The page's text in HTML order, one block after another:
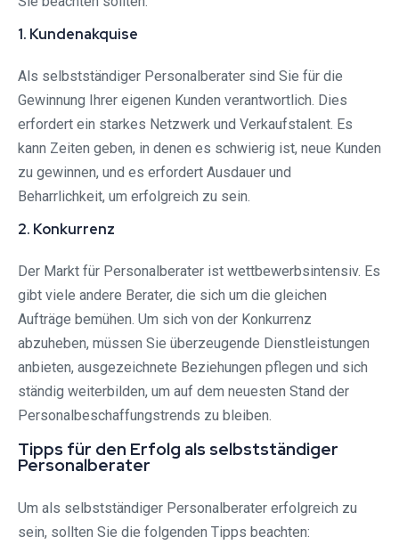
1. Kundenakquise
Als selbstständiger Personalberater sind Sie für die
Gewinnung Ihrer eigenen Kunden verantwortlich. Dies
erfordert ein starkes Netzwerk und Verkaufstalent. Es
kann Zeiten geben, in denen es schwierig ist, neue Kunden
zu gewinnen, und es erfordert Ausdauer und
Beharrlichkeit, um erfolgreich zu sein.
2. Konkurrenz
Der Markt für Personalberater ist wettbewerbsintensiv. Es
gibt viele andere Berater, die sich um die gleichen
Aufträge bemühen. Um sich von der Konkurrenz
abzuheben, müssen Sie überzeugende Dienstleistungen
anbieten, ausgezeichnete Beziehungen pflegen und sich
ständig weiterbilden, um auf dem neuesten Stand der
Personalbeschaffungstrends zu bleiben.
Tipps für den Erfolg als selbstständiger
Personalberater
Um als selbstständiger Personalberater erfolgreich zu
sein, sollten Sie die folgenden Tipps beachten: